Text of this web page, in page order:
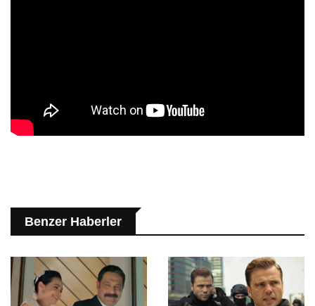
Benzer Haberler